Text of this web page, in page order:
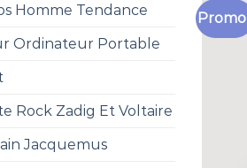
Homme Tendance
Ordinateur Portable
Rock Zadig Et Voltaire
Jacquemus